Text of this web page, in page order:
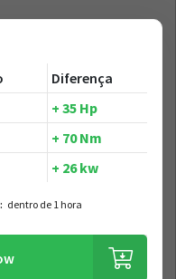
Diferença
+ 35 Hp
+ 70 Nm
+ 26 kw
dentro de 1 hora